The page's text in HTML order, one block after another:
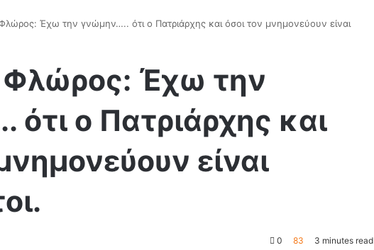
Έχω την γνώμην….. ότι ο Πατριάρχης και όσοι τον μνημονεύουν είναι
Φλώρος: Έχω την
ο Πατριάρχης και
είναι
0 83 3 minutes read